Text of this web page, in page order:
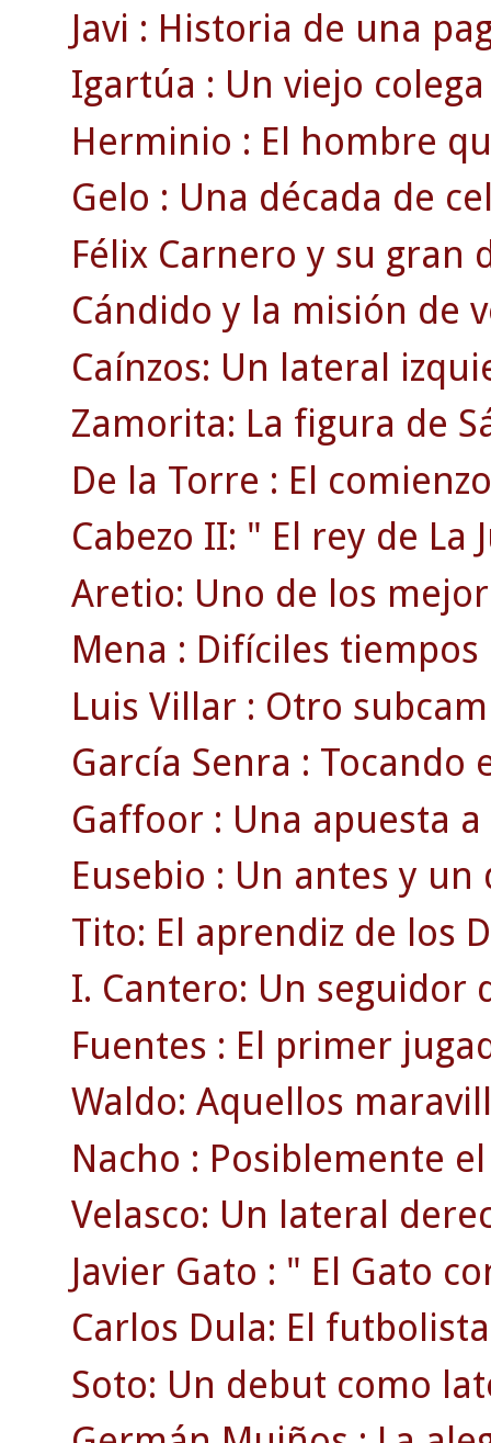
Javi : Historia de una
Igartúa : Un viejo
Herminio : El hombre
Gelo : Una década de
Félix Carnero y su gran
Cándido y la misión de
Caínzos: Un lateral
Zamorita: La figura de
De la Torre : El
Cabezo II: " El rey de La
Aretio: Uno de los
Mena : Difíciles
Luis Villar : Otro
García Senra : Tocando
Gaffoor : Una apuesta
Eusebio : Un antes y un
Tito: El aprendiz de los
I. Cantero: Un seguidor
Fuentes : El primer
Waldo: Aquellos
Nacho : Posiblemente
Velasco: Un lateral
Javier Gato : " El Gato
Carlos Dula: El
Soto: Un debut como